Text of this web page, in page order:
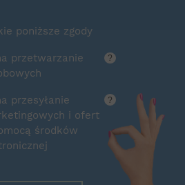
poniższe zgody
przetwarzanie
?
przesyłanie
i ofert
środków
?